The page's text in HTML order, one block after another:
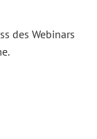
des Webinars